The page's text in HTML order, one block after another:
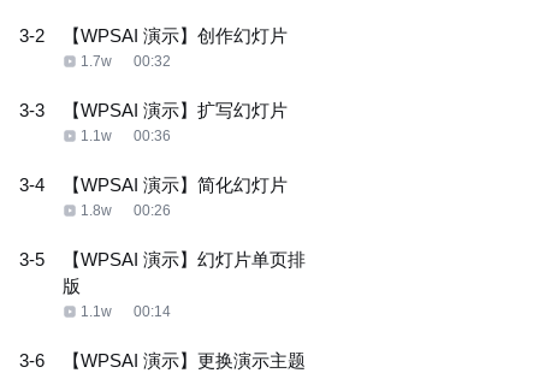
3-2 【WPSAI 演示】创作幻灯片
1.7w 00:32
3-3 【WPSAI 演示】扩写幻灯片
1.1w 00:36
3-4 【WPSAI 演示】简化幻灯片
1.8w 00:26
3-5
【WPSAI 演示】幻灯片单页排
版
1.1w 00:14
3-6 【WPSAI 演示】更换演示主题